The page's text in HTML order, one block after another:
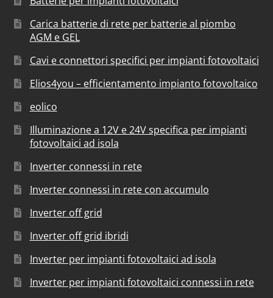
Carica batterie di rete per batterie al piombo
AGM e GEL
Cavi e connettori specifici per impianti fotovoltaici
Elios4you – efficientamento impianto fotovoltaico
eolico
Illuminazione a 12V e 24V specifica per impianti
fotovoltaici ad isola
Inverter connessi in rete
Inverter connessi in rete con accumulo
Inverter off grid
Inverter off grid ibridi
Inverter per impianti fotovoltaici ad isola
Inverter per impianti fotovoltaici connessi in rete